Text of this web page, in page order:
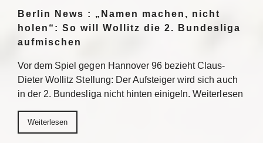
Berlin News : „Namen machen, nicht
holen“: So will Wollitz die 2. Bundesliga
aufmischen
Vor dem Spiel gegen Hannover 96 bezieht Claus-
Dieter Wollitz Stellung: Der Aufsteiger wird sich auch
in der 2. Bundesliga nicht hinten einigeln. Weiterlesen
Weiterlesen